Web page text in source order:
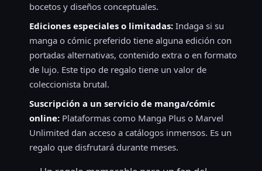
bocetos y diseños conceptuales.
Ediciones especiales o limitadas: Indaga si su
manga o cómic preferido tiene alguna edición con
portadas alternativas, contenido extra o en formato
de lujo. Este tipo de regalo tiene un valor de
coleccionista brutal.
Suscripción a un servicio de manga/cómic
online: Plataformas como Manga Plus o Marvel
Unlimited dan acceso a catálogos inmensos. Es un
regalo que disfrutará durante meses.